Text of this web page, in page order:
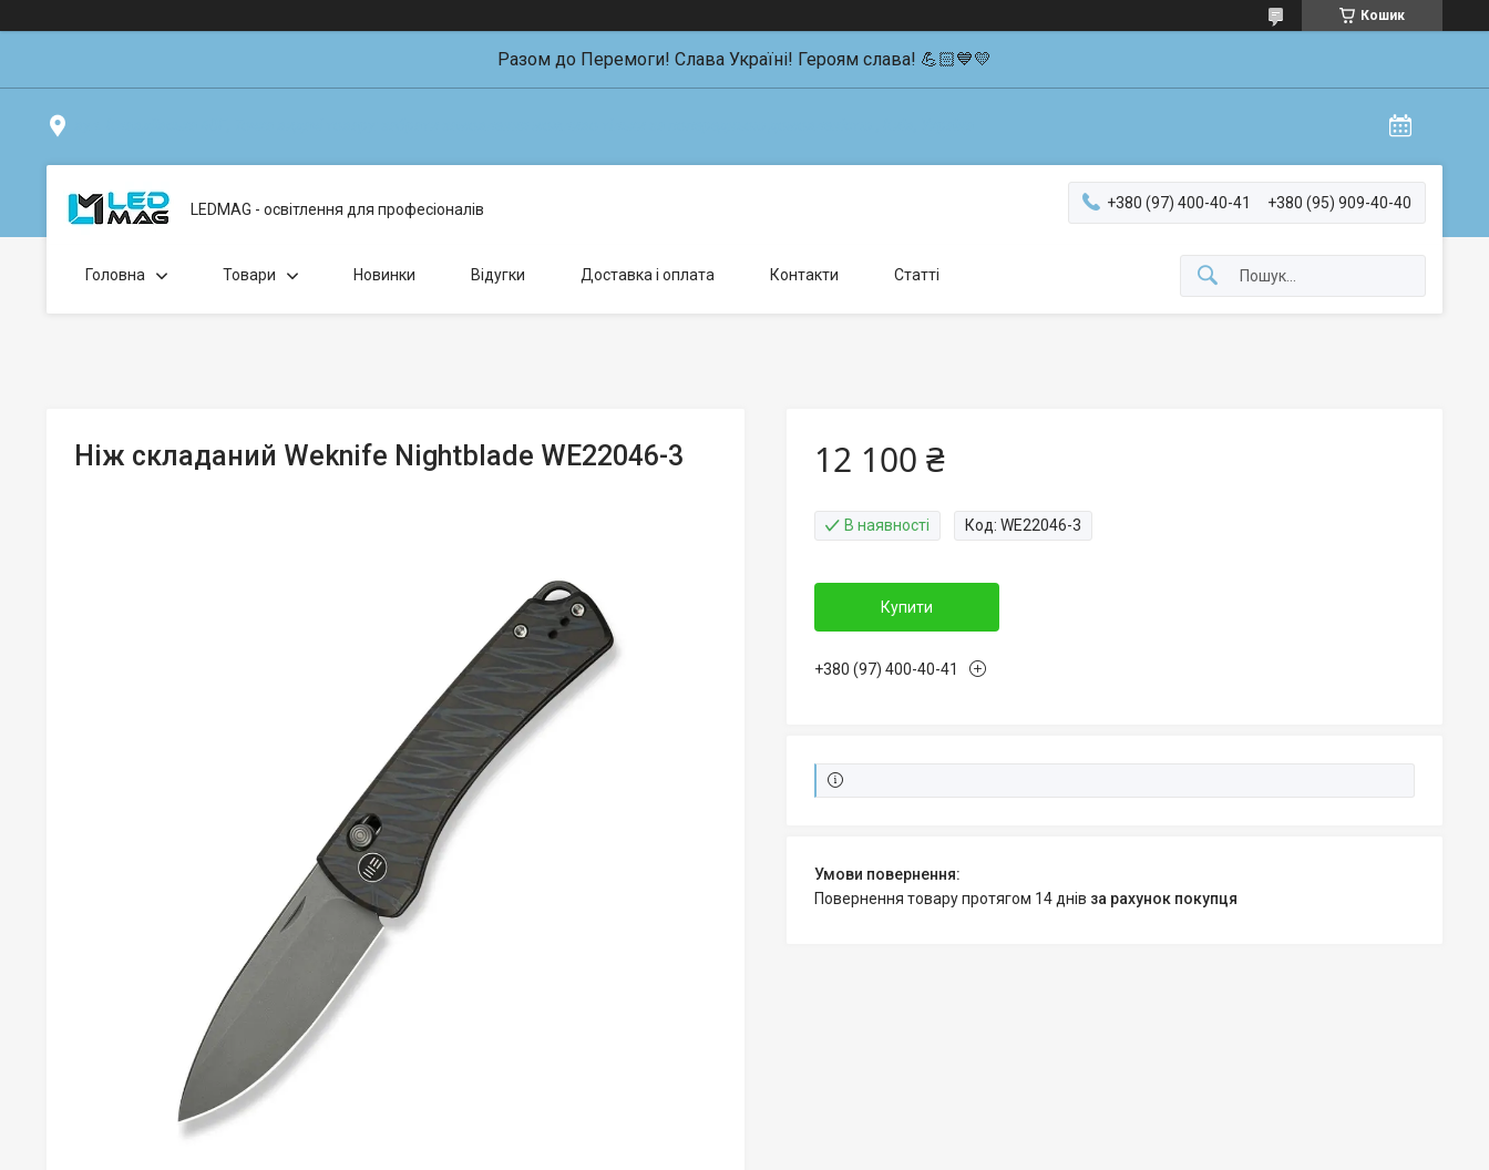
Кошик
Разом до Перемоги! Слава Україні! Героям слава! 💪🏻💙💛
LEDMAG - освітлення для професіоналів +380 (97) 400-40-41 +380 (95) 909-40-40
Головна Товари Новинки Відугки Доставка і оплата Контакти Статті
Ніж складаний Weknife Nightblade WE22046-3 12 100 ₴
В наявності Код: WE22046-3
Купити
+380 (97) 400-40-41
повернення товару протягом 14 днів за рахунок покупця